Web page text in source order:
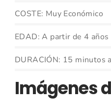
COSTE: Muy Económico
EDAD: A partir de 4 años
DURACIÓN: 15 minutos
Imágenes